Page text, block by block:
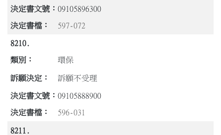
09105896300
597-072
8210.
環保
訴願不受理
09105888900
596-031
8211.